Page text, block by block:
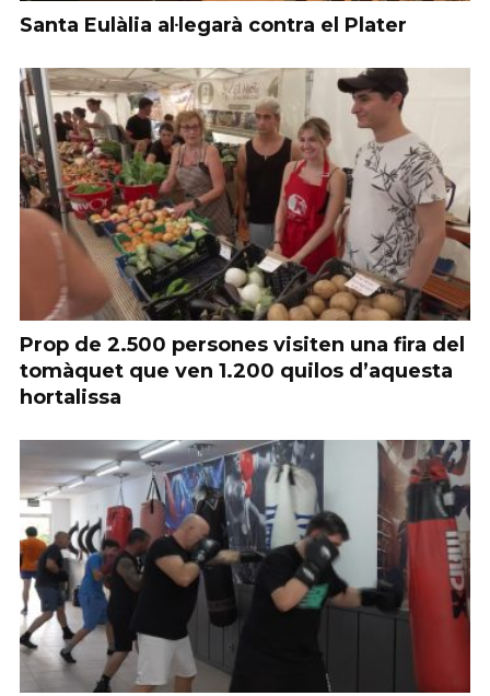
Santa Eulàlia al·legarà contra el Plater
Prop de 2.500 persones visiten una fira del
tomàquet que ven 1.200 quilos d’aquesta
hortalissa